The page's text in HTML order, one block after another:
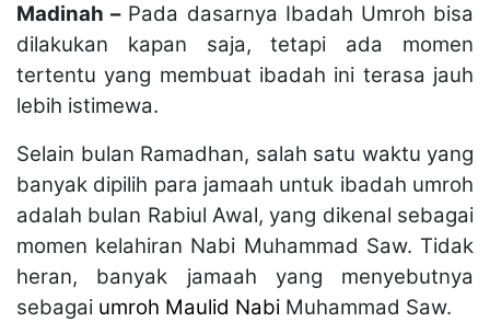
Madinah –Pada dasarnya Ibadah Umroh bisa
dilakukan kapan saja, tetapi ada momen
tertentu yang membuat ibadah ini terasa jauh
lebih istimewa.
Selain bulan Ramadhan, salah satu waktu yang
banyak dipilih para jamaah untuk ibadah umroh
adalah bulan Rabiul Awal, yang dikenal sebagai
momen kelahiran Nabi Muhammad Saw. Tidak
heran, banyak jamaah yang menyebutnya
sebagai umroh Maulid Nabi Muhammad Saw.